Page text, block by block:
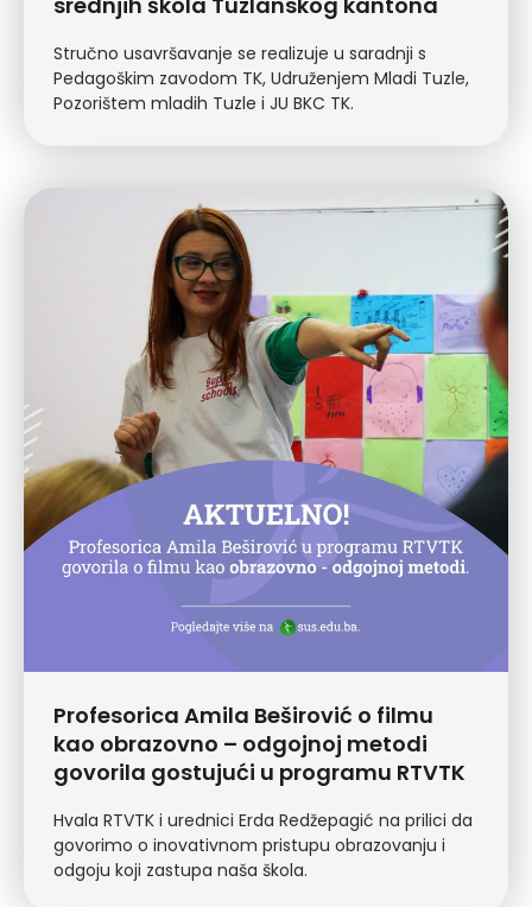
Stručno usavršavanje se realizuje u saradnji s
Pedagoškim zavodom TK, Udruženjem Mladi Tuzle,
Pozorištem mladih Tuzle i JU BKC TK.
Profesorica Amila Beširović o filmu
kao obrazovno – odgojnoj metodi
govorila gostujući u programu RTVTK
Hvala RTVTK i urednici Erda Redžepagić na prilici da
govorimo o inovativnom pristupu obrazovanju i
odgoju koji zastupa naša škola.